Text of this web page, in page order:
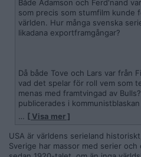
Både Adamson och Ferd'nand
som precis som stumfilm kunde
världen. Hur många svenska
likadana exportframgångar?
Då både Tove och Lars var från
vad det spelar för roll vem som
menas med framtvingad av
publicerades i kommunistblaskan
https://rogersmagasin.com/
en/
Den tyska serie som är mest
… [ Visa mer ]
USA är världens serieland
Sverige har massor med serier och